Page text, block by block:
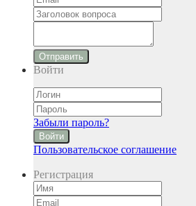
Отправить
Войти
Забыли пароль?
Войти
Пользовательское соглашение
Регистрация